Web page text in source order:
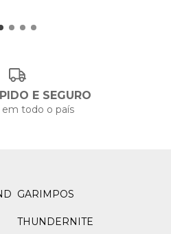
E SEGURO
todo o país
GARIMPOS
THUNDERNITE